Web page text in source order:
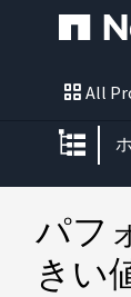
All
パフ
きい